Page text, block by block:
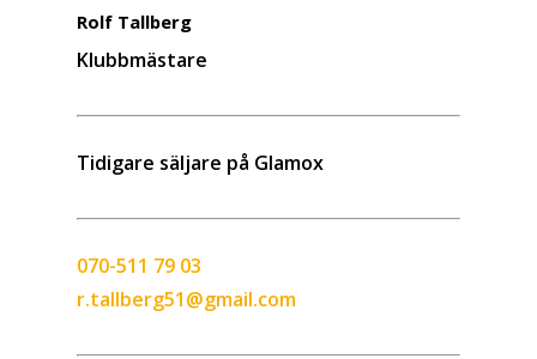
Rolf Tallberg
Klubbmästare
Tidigare säljare på Glamox
070-511 79 03
r.tallberg51@gmail.com